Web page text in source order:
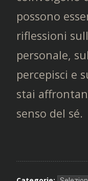
possono
riflessioni
personale,
percepisci e
stai
senso del sé.